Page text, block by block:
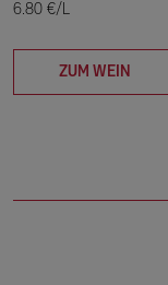
6.80 €/L
ZUM WEIN